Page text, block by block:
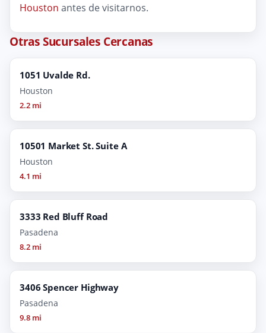
Houston antes de visitarnos.
Otras Sucursales Cercanas
1051 Uvalde Rd.
Houston
2.2 mi
10501 Market St. Suite A
Houston
4.1 mi
3333 Red Bluff Road
Pasadena
8.2 mi
3406 Spencer Highway
Pasadena
9.8 mi